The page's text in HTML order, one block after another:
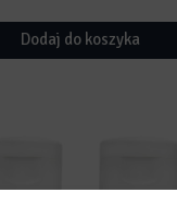
Dodaj do koszyka